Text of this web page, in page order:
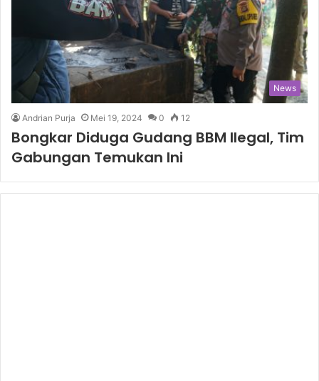
News
Andrian Purja Mei 19, 2024 0 12
Bongkar Diduga Gudang BBM Ilegal, Tim
Gabungan Temukan Ini